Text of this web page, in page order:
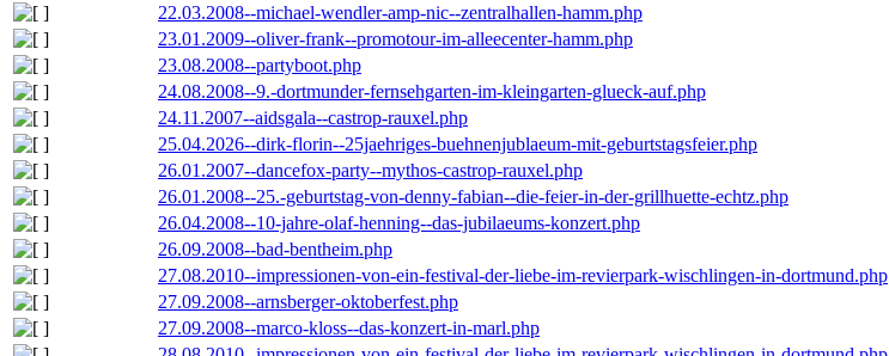
22.03.2008--michael-wendler-amp-nic--zentralhallen-hamm.php
23.01.2009--oliver-frank--promotour-im-alleecenter-hamm.php
23.08.2008--partyboot.php
24.08.2008--9.-dortmunder-fernsehgarten-im-kleingarten-glueck-auf.php
24.11.2007--aidsgala--castrop-rauxel.php
25.04.2026--dirk-florin--25jaehriges-buehnenjublaeum-mit-geburtstagsfeier.php
26.01.2007--dancefox-party--mythos-castrop-rauxel.php
26.01.2008--25.-geburtstag-von-denny-fabian--die-feier-in-der-grillhuette-echtz.php
26.04.2008--10-jahre-olaf-henning--das-jubilaeums-konzert.php
26.09.2008--bad-bentheim.php
27.08.2010--impressionen-von-ein-festival-der-liebe-im-revierpark-wischlingen-in-dortmund.php
27.09.2008--arnsberger-oktoberfest.php
27.09.2008--marco-kloss--das-konzert-in-marl.php